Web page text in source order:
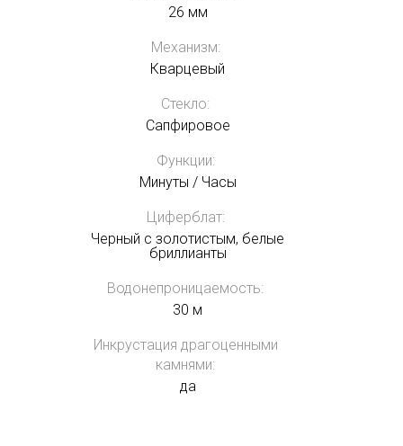
26 мм
Механизм:
Кварцевый
Стекло:
Сапфировое
Функции:
Минуты / Часы
Циферблат:
Черный с золотистым, белые
бриллианты
Водонепроницаемость:
30 м
Инкрустация драгоценными
камнями:
да